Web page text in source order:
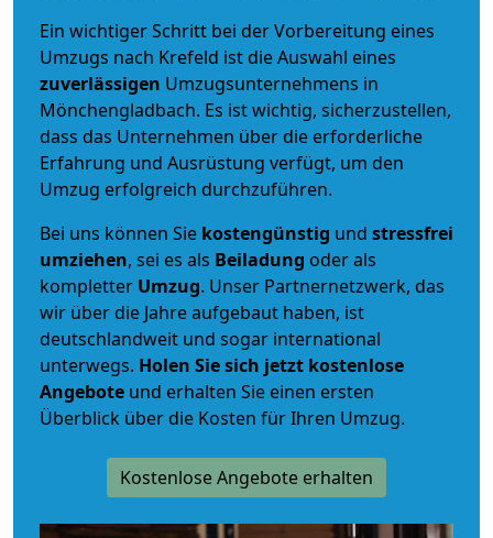
Ein wichtiger Schritt bei der Vorbereitung eines
Umzugs nach Krefeld ist die Auswahl eines
zuverlässigen Umzugsunternehmens in
Mönchengladbach. Es ist wichtig, sicherzustellen,
dass das Unternehmen über die erforderliche
Erfahrung und Ausrüstung verfügt, um den
Umzug erfolgreich durchzuführen.
Bei uns können Sie kostengünstig und stressfrei
umziehen, sei es als Beiladung oder als
kompletter Umzug. Unser Partnernetzwerk, das
wir über die Jahre aufgebaut haben, ist
deutschlandweit und sogar international
unterwegs. Holen Sie sich jetzt kostenlose
Angebote und erhalten Sie einen ersten
Überblick über die Kosten für Ihren Umzug.
Kostenlose Angebote erhalten